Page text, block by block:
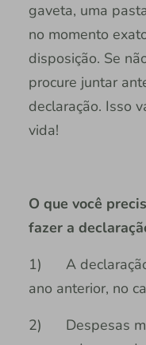
gaveta, uma
no momento
disposição. Se
procure juntar
declaração. Isso
vida!
O que você
fazer a
1) A declaração
ano anterior, no
2) Despesas